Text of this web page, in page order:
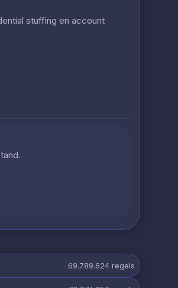
stuffing en account
69.789.624 regels